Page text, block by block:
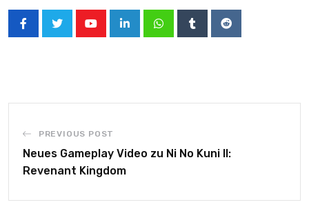
PREVIOUS POST
Neues Gameplay Video zu Ni No Kuni II:
Revenant Kingdom